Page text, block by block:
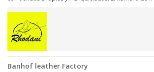
objetivo es: 1- Asesorar en la apertura de nuevas
formar, seguir a...
Banhof leather Factory